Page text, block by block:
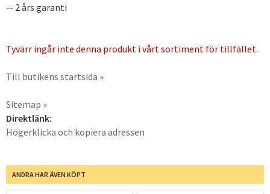
-- 2 års garanti
Tyvärr ingår inte denna produkt i vårt sortiment för tillfället.
Till butikens startsida »
Sitemap »
Direktlänk:
Högerklicka och kopiera adressen
ANDRA HAR ÄVEN KÖPT